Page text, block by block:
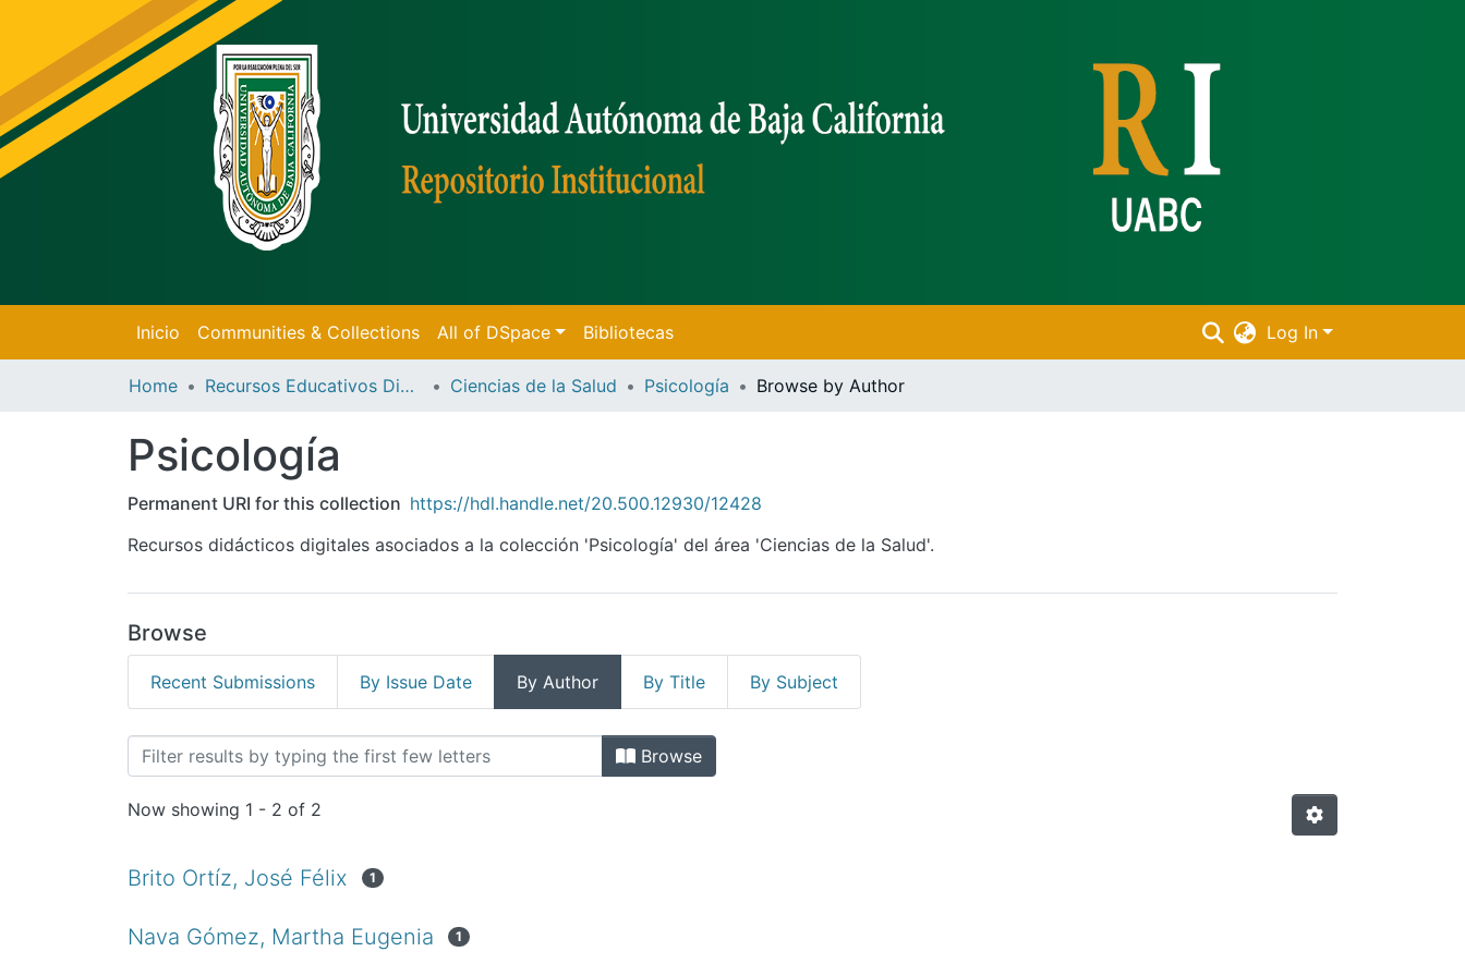
Inicio Communities & Collections All of DSpace Bibliotecas Log In
Home Recursos Educativos Digitales Ciencias de la Salud Psicología Browse by Author
Psicología
Permanent URI for this collection https://hdl.handle.net/20.500.12930/12428
Recursos didácticos digitales asociados a la colección 'Psicología' del área 'Ciencias de la Salud'.
Browse
Recent Submissions By Issue Date By Author By Title By Subject
Browsing Psicología by Author Browse
Now showing 1 - 2 of 2
Brito Ortíz, José Félix 1
Nava Gómez, Martha Eugenia 1